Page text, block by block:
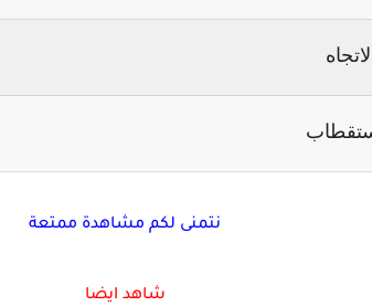
الاتجاه
نتمنى لكم مشاهدة ممتعة
شاهد ايضا